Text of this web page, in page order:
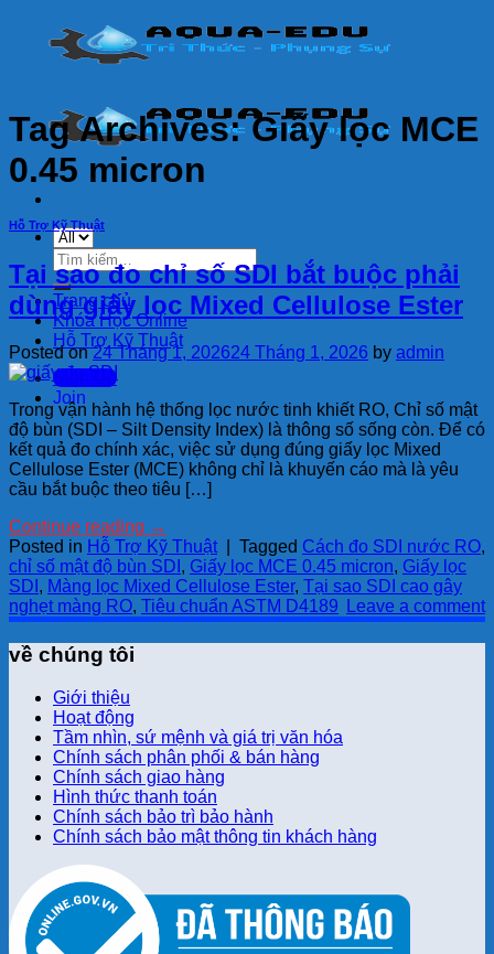
content
Tìm
kiếm:
Trang chủ
Khóa Học Online
Hỗ Trợ Kỹ Thuật
Sign Up
Join
Tag Archives:Giấy lọc MCE
0.45 micron
Hỗ Trợ Kỹ Thuật
Tại sao đo chỉ số SDI bắt buộc phải
dùng giấy lọc Mixed Cellulose Ester
Posted on24 Tháng 1, 202624 Tháng 1, 2026 by admin
Trong vận hành hệ thống lọc nước tinh khiết RO, Chỉ số mật
độ bùn (SDI – Silt Density Index) là thông số sống còn. Để có
kết quả đo chính xác, việc sử dụng đúng giấy lọc Mixed
Cellulose Ester (MCE) không chỉ là khuyến cáo mà là yêu
cầu bắt buộc theo tiêu […]
Continue reading →
Posted in Hỗ Trợ Kỹ Thuật Tagged Cách đo SDI nước RO,
chỉ số mật độ bùn SDI , Giấy lọc MCE 0.45 micron, Giấy lọc
SDI , Màng lọc Mixed Cellulose Ester, Tại sao SDI cao gây
nghẹt màng RO, Tiêu chuẩn ASTM D4189 Leave a comment
về chúng tôi
Giới thiệu
Hoạt động
Tầm nhìn, sứ mệnh và giá trị văn hóa
Chính sách phân phối & bán hàng
Chính sách giao hàng
Hình thức thanh toán
Chính sách bảo trì bảo hành
Chính sách bảo mật thông tin khách hàng